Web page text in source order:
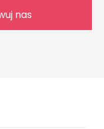
nas